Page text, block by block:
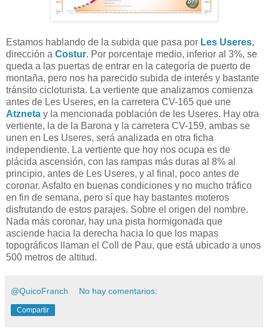
Estamos hablando de la subida que pasa por Les Useres,
dirección a Costur. Por porcentaje medio, inferior al 3%, se
queda a las puertas de entrar en la categoría de puerto de
montaña, pero nos ha parecido subida de interés y bastante
tránsito cicloturista. La vertiente que analizamos comienza
antes de Les Useres, en la carretera CV-165 que une
Atzneta y la mencionada población de les Useres. Hay otra
vertiente, la de la Barona y la carretera CV-159, ambas se
unen en Les Useres, será analizada en otra ficha
independiente. La vertiente que hoy nos ocupa es de
plácida ascensión, con las rampas más duras al 8% al
principio, antes de Les Useres, y al final, poco antes de
coronar. Asfalto en buenas condiciones y no mucho tráfico
en fin de semana, pero sí que hay bastantes moteros
disfrutando de estos parajes. Sobre el origen del nombre.
Nada más coronar, hay una pista hormigonada que
asciende hacia la derecha hacia lo que los mapas
topográficos llaman el Coll de Pau, que está ubicado a unos
500 metros de altitud.
@QuicoFranch No hay comentarios:
Compartir